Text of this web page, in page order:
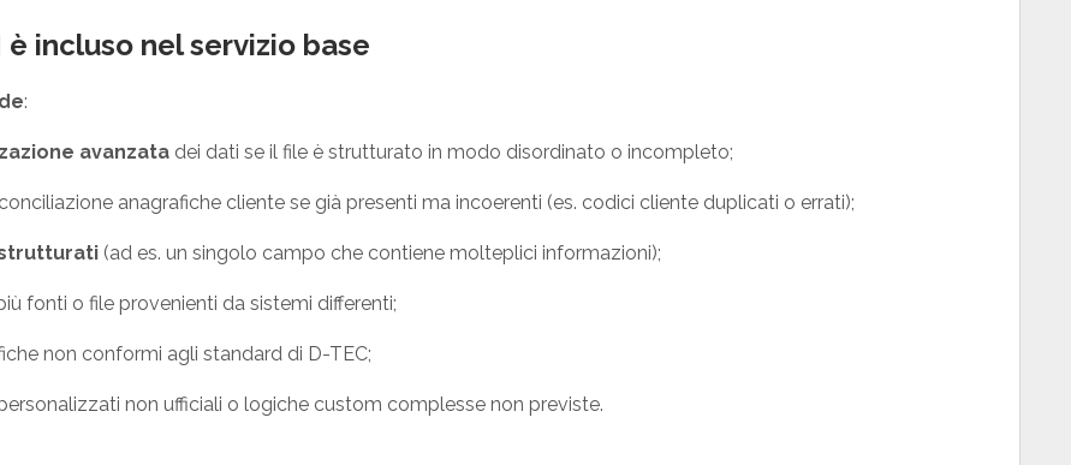
è incluso nel servizio base
:
avanzata dei dati se il file è strutturato in modo disordinato o incompleto;
anagrafiche cliente se già presenti ma incoerenti (es. codici cliente duplicati o errati);
(ad es. un singolo campo che contiene molteplici informazioni);
fonti o file provenienti da sistemi differenti;
non conformi agli standard di D-TEC;
non ufficiali o logiche custom complesse non previste.